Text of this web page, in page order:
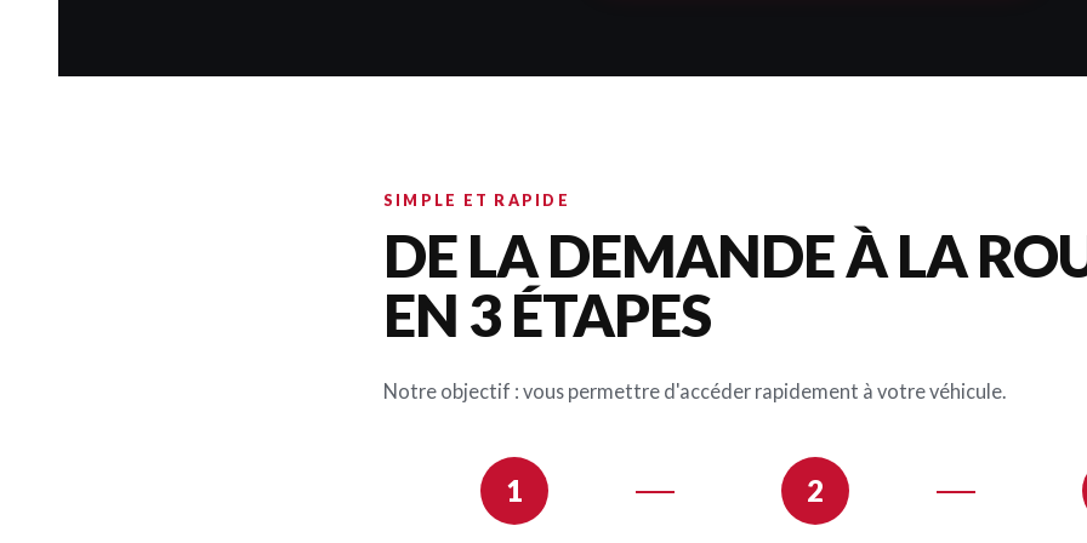
SIMPLE ET RAPIDE
DE LA DEMANDE À LA
EN 3 ÉTAPES
Notre objectif : vous permettre d'accéder rapidement à votre véhicule.
1 2